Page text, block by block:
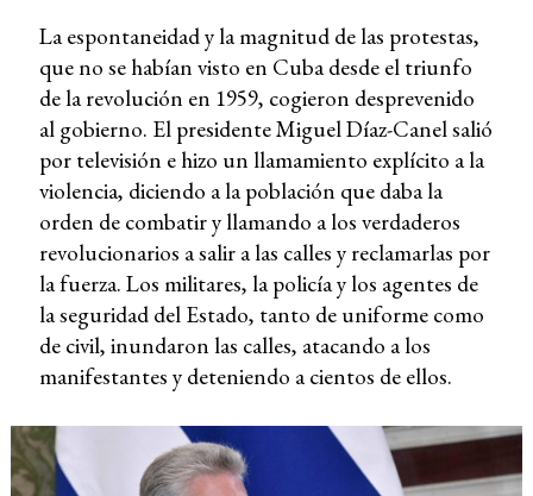
La espontaneidad y la magnitud de las protestas,
que no se habían visto en Cuba desde el triunfo
de la revolución en 1959, cogieron desprevenido
al gobierno. El presidente Miguel Díaz-Canel salió
por televisión e hizo un llamamiento explícito a la
violencia, diciendo a la población que daba la
orden de combatir y llamando a los verdaderos
revolucionarios a salir a las calles y reclamarlas por
la fuerza. Los militares, la policía y los agentes de
la seguridad del Estado, tanto de uniforme como
de civil, inundaron las calles, atacando a los
manifestantes y deteniendo a cientos de ellos.